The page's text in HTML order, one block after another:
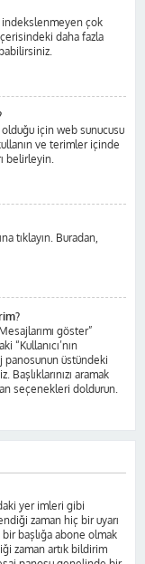
indekslenmeyen çok
daha fazla
için web sunucusu
ve terimler içinde
belirleyin.
tıklayın. Buradan,
göster”
“Kullanıcı’nın
panosunun üstündeki
Başlıklarınızı aramak
seçenekleri doldurun.
yer imleri gibi
zaman hiç bir uyarı
başlığa abone olmak
zaman artık bildirim